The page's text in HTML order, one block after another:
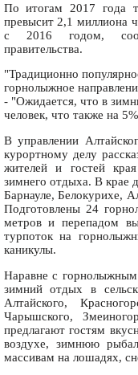
По итогам 2017 года
превысит 2,1 миллиона
с 2016 годом,
правительства.
"Традиционно
горнолыжное
- "Ожидается, что в
человек, что также на
В управлении
курортному делу
жителей и гостей
зимнего отдыха. В крае
Барнауле, Белокурихе,
Подготовлены 24
метров и перепадом
турпоток на
каникулы.
Наравне с горнолыжным
зимний отдых в
Алтайского,
Чарышского,
предлагают гостям
воздухе, зимнюю
массивам на лошадях,